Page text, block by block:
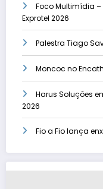
Foco Multimídia –
Exprotel 2026
Palestra Tiago
Moncoc no
Harus Soluções
2026
Fio a Fio lança